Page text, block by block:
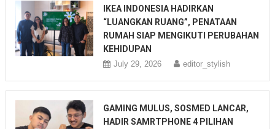
IKEA INDONESIA HADIRKAN
“LUANGKAN RUANG”, PENATAAN
RUMAH SIAP MENGIKUTI PERUBAHAN
KEHIDUPAN
July 29, 2026 editor_stylish
GAMING MULUS, SOSMED LANCAR,
HADIR SAMRTPHONE 4 PILIHAN